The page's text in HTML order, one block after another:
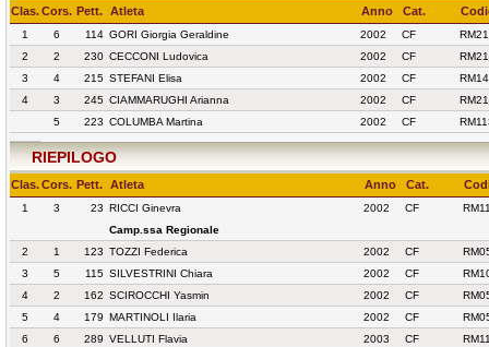
Clas.Cors. Pett. Atleta Anno Cat.
1 6 114 GORI Giorgia Geraldine 2002 CF
2
2 230 CECCONI Ludovica 2002 CF
3
4 215 STEFANI Elisa 2002 CF
4
3 245 CIAMMARUGHI Arianna 2002 CF
5
223 COLUMBA Martina 2002 CF
RIEPILOGO
Clas.Cors. Pett. Atleta Anno Cat.
1 3 23 RICCI Ginevra 2002 CF
Camp.ssa Regionale
2
1 123 TOZZI Federica 2002 CF
3
5 115 SILVESTRINI Chiara 2002 CF
4
2 162 SCIROCCHI Yasmin 2002 CF
5
4 179 MARTINOLI Ilaria 2002 CF
6
6 289 VELLUTI Flavia 2003 CF